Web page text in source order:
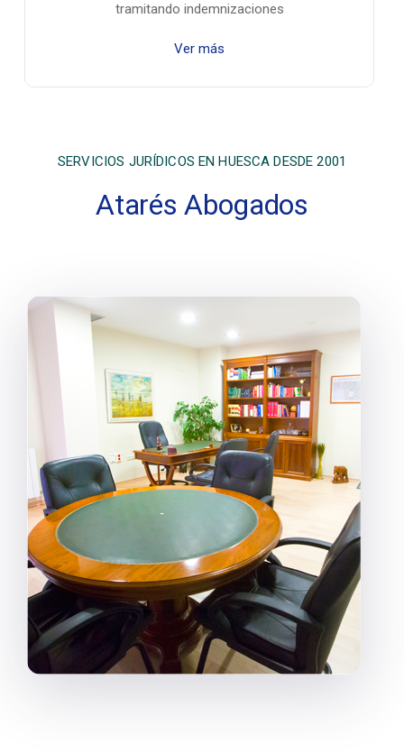
tramitando indemnizaciones
Ver más
SERVICIOS JURÍDICOS EN HUESCA DESDE 2001
Atarés Abogados